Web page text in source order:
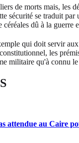
de morts mais, les
sécurité se traduit
dû à la
qui doit servir
les
militaire qu'à connu le
attendue au Caire